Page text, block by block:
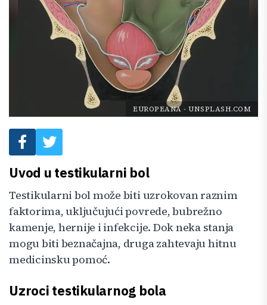
EUROPEANA - UNSPLASH.COM
Uvod u testikularni bol
Testikularni bol može biti uzrokovan raznim
faktorima, uključujući povrede, bubrežno
kamenje, hernije i infekcije. Dok neka stanja
mogu biti beznačajna, druga zahtevaju hitnu
medicinsku pomoć.
Uzroci testikularnog bola